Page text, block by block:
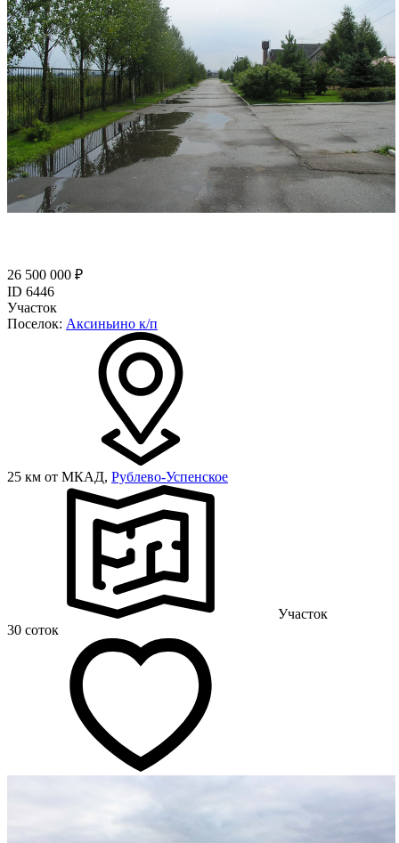
26 500 000 ₽
ID 6446
Участок
Поселок: Аксиньино к/п
25 км от МКАД, Рублево-Успенское
Участок
30 соток